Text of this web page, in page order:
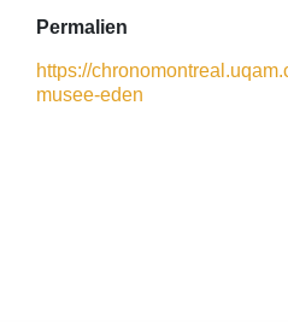
Permalien
https://
musee-eden